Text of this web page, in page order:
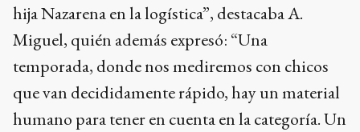
hija Nazarena en la logística”, destacaba A.
Miguel, quién además expresó: “Una
temporada, donde nos mediremos con chicos
que van decididamente rápido, hay un material
humano para tener en cuenta en la categoría. Un